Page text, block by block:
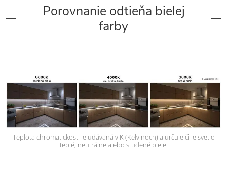
Porovnanie odtieňa bielej
farby
Teplota chromatickosti je udávaná v K (Kelvinoch) a určuje či je svetlo
teplé, neutrálne alebo studené biele.